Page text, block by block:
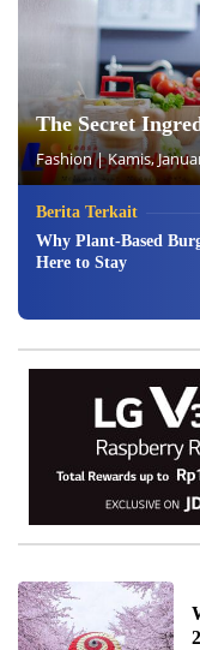
The Secret
Fashion|Kamis,
Berita Terkait
Why Plant-Based
Here to Stay